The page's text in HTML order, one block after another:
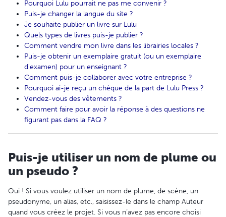
Pourquoi Lulu pourrait ne pas me convenir ?
Puis-je changer la langue du site ?
Je souhaite publier un livre sur Lulu
Quels types de livres puis-je publier ?
Comment vendre mon livre dans les librairies locales ?
Puis-je obtenir un exemplaire gratuit (ou un exemplaire
d'examen) pour un enseignant ?
Comment puis-je collaborer avec votre entreprise ?
Pourquoi ai-je reçu un chèque de la part de Lulu Press ?
Vendez-vous des vêtements ?
Comment faire pour avoir la réponse à des questions ne
figurant pas dans la FAQ ?
Puis-je utiliser un nom de plume ou
un pseudo ?
Oui ! Si vous voulez utiliser un nom de plume, de scène, un
pseudonyme, un alias, etc., saisissez-le dans le champ Auteur
quand vous créez le projet. Si vous n’avez pas encore choisi